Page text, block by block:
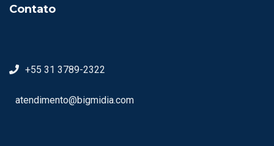
Contato
+55 31 3789-2322
atendimento@bigmidia.com